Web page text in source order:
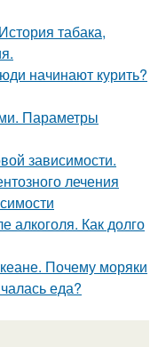
табака,
начинают курить?
Параметры
зависимости.
лечения
алкоголя. Как долго
Почему моряки
еда?